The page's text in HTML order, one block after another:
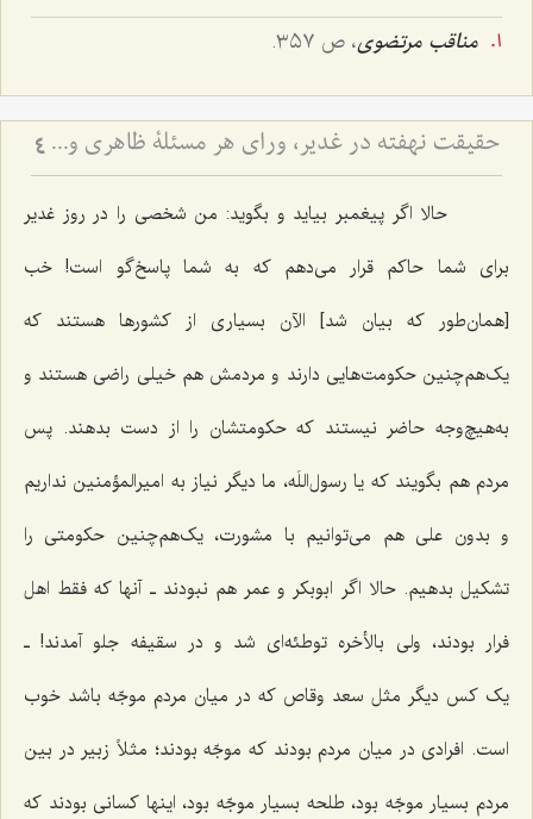
مناقب مرتضوی، ص ٣٥٧.
حقیقت نهفته در غدیر، ورای هر مسئلۀ ظاهری و دنیوی - آیا هدف از نصب امیرالمؤمنین علیه السلام، صرف تشکیل حکومت عادله بود؟ 4
حالا اگر پیغمبر بیاید و بگوید: من شخصی را در روز غدیر
برای شما حاکم قرار می‌دهم که به شما پاسخ‌گو است! خب
[همان‌طور که بیان شد] الآن بسیاری از کشورها هستند که
یک‌هم‌چنین حکومت‌هایی دارند و مردمش هم خیلی راضی هستند و
به‌هیچ‌وجه حاضر نیستند که حکومتشان را از دست بدهند. پس
مردم هم بگویند که یا رسول‌اللَه، ما دیگر نیاز به امیرالمؤمنین نداریم
و بدون علی هم می‌توانیم با مشورت، یک‌هم‌چنین حکومتی را
تشکیل بدهیم. حالا اگر ابوبکر و عمر هم نبودند ـ آنها که فقط اهل
فرار بودند، ولی بالأخره توطئه‌ای شد و در سقیفه جلو آمدند! ـ
یک کس دیگر مثل سعد وقاص که در میان مردم موجّه باشد خوب
است. افرادی در میان مردم بودند که موجّه بودند؛ مثلاً زبیر در بین
مردم بسیار موجّه بود، طلحه بسیار موجّه بود، اینها کسانی بودند که